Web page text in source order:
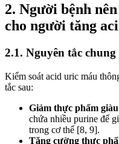
2. Người bệnh
cho người tăng
2.1. Nguyên tắc chung
Kiểm soát acid uric máu
tắc sau:
Giảm thực phẩm
chứa nhiều purine để
trong cơ thể [8, 9].
Tăng cường thực